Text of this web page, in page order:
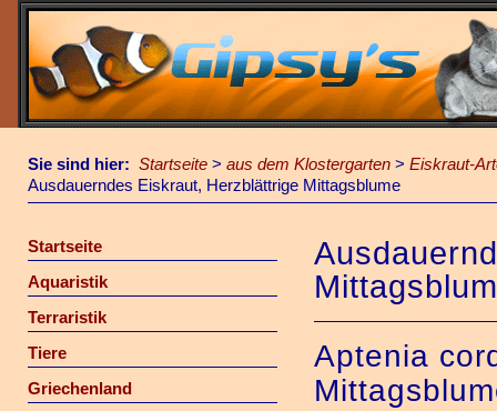
Sie sind hier: Startseite > aus dem Klostergarten > Eiskraut-
Ausdauerndes Eiskraut, Herzblättrige Mittagsblume
Startseite
Aquaristik
Terraristik
Tiere
Griechenland
Aptenia